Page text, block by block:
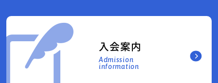
入会案内
Admission
information